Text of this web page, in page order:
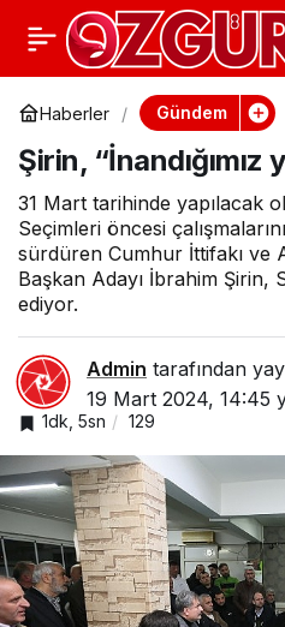
Haberler Gündem
Şirin,
31 Mart tarihinde yapılacak
Seçimleri öncesi
sürdüren Cumhur İttifakı ve
Başkan Adayı İbrahim Şirin,
ediyor.
Admin tarafından
19 Mart 2024, 14:45
1dk, 5sn 129
Söğüt, Sevindikli'de
vatandaşlarla gönül
sofrasında buluştu